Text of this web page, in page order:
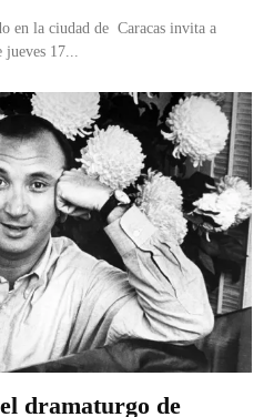
en la ciudad de Caracas invita a
17...
dramaturgo de